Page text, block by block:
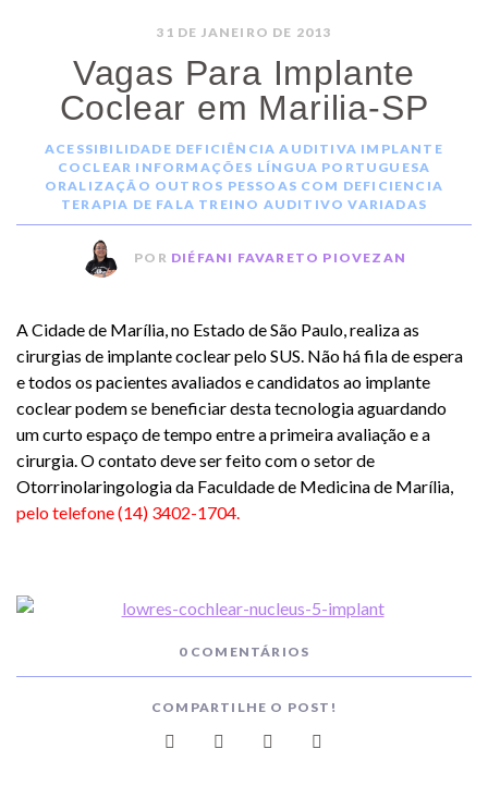
31 DE JANEIRO DE 2013
Vagas Para Implante
Coclear em Marilia-SP
ACESSIBILIDADE DEFICIÊNCIA AUDITIVA IMPLANTE
COCLEAR INFORMAÇÕES LÍNGUA PORTUGUESA
ORALIZAÇÃO OUTROS PESSOAS COM DEFICIENCIA
TERAPIA DE FALA TREINO AUDITIVO VARIADAS
POR DIÉFANI FAVARETO PIOVEZAN
A Cidade de Marília, no Estado de São Paulo, realiza as
cirurgias de implante coclear pelo SUS. Não há fila de espera
e todos os pacientes avaliados e candidatos ao implante
coclear podem se beneficiar desta tecnologia aguardando
um curto espaço de tempo entre a primeira avaliação e a
cirurgia. O contato deve ser feito com o setor de
Otorrinolaringologia da Faculdade de Medicina de Marília,
pelo telefone (14) 3402-1704.
0 COMENTÁRIOS
COMPARTILHE O POST!